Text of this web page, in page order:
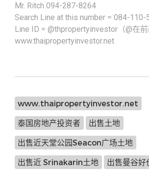
Mr. Ritch 094-287-8264
Search Line at this number = 084-110-
Line ID = @thpropertyinvestor（@在前
www.thaipropertyinvestor.net
www.thaipropertyinvestor.net
泰国房地产投资者 出售土地
出售近天堂公园Seacon广场土地
出售近 Srinakarin土地 出售曼谷好